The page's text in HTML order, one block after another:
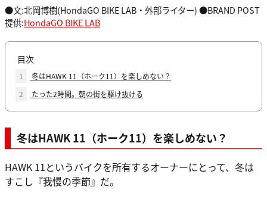
●文:北岡博樹(HondaGO BIKE LAB・外部ライター) ●BRAND POST
提供:HondaGO BIKE LAB
目次
1
冬はHAWK 11（ホーク11）を楽しめない？
2
たった2時間。朝の街を駆け抜ける
冬はHAWK 11（ホーク11）を楽しめない？
HAWK 11というバイクを所有するオーナーにとって、冬は
すこし『我慢の季節』だ。